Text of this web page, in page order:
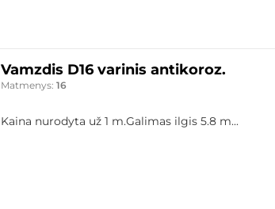
Vamzdis D16 varinis antikoroz.
Matmenys: 16
Kaina nurodyta už 1 m.Galimas ilgis 5.8 m...